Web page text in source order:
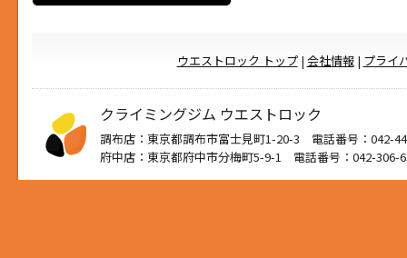
ウエストロック トップ| 会社情報| プライ
クライミングジム ウエストロック
調布店：東京都調布市富士見町1-20-3 電話番号：042-
府中店：東京都府中市分梅町5-9-1 電話番号：042-306-